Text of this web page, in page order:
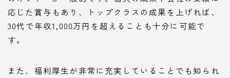
応じた賞与もあり、トップクラスの成果を上げれば、
30代で年収1,000万円を超えることも十分に可能で
す。
また、福利厚生が非常に充実していることでも知られ